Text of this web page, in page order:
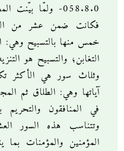
058.8.0- ولمّا
فكانت ضمن عشر من
خمس منها بالتسبيح وهي:
التغابن؛ والتسبيح هو
وثلاث سور هي الأكثر
آياتها وهي: الطلاق ثم
في المنافقون
وتتناسب هذه السور
المؤمنين والمؤمنات